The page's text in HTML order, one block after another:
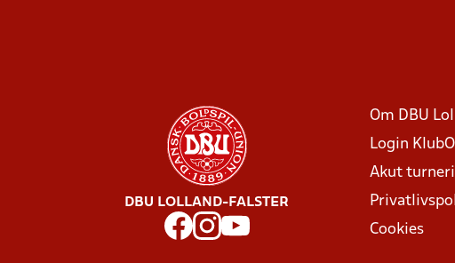
DBU LOLLAND-FALSTER
Om DBU
Login
Akut
Cookies